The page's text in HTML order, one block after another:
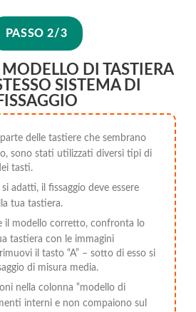
PASSO 2/3
DI TASTIERA
SISTEMA DI
delle tastiere che sembrano
sono stati utilizzati diversi tipi di
tasti.
adatti, il fissaggio deve essere
tua tastiera.
il modello corretto, confronta lo
tastiera con le immagini
il tasto “A” – sotto di esso si
di misura media.
nella colonna “modello di
interni e non compaiono sul